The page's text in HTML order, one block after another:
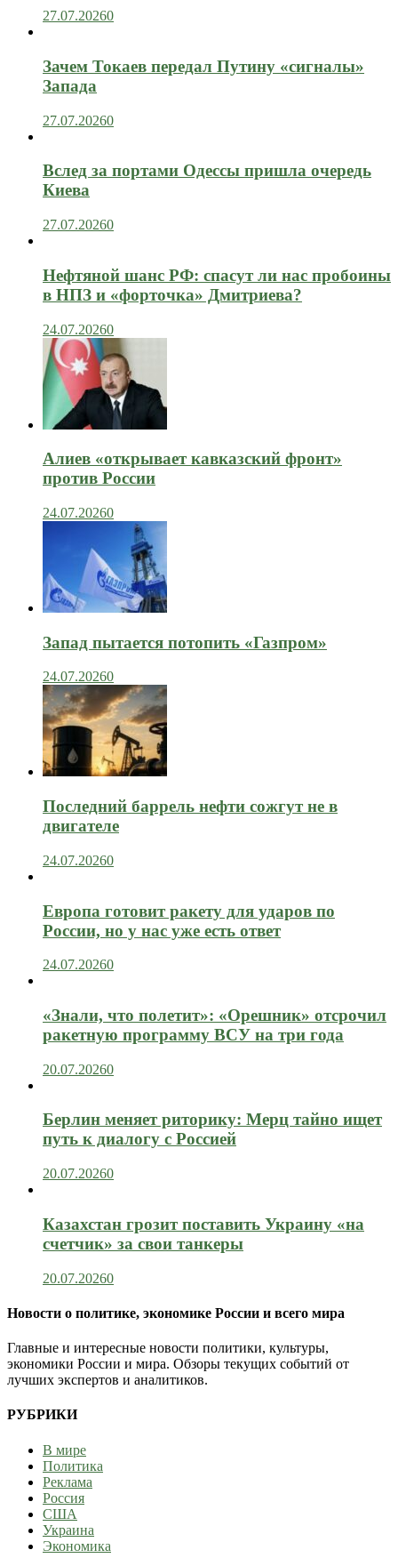
27.07.20260
Зачем Токаев передал Путину «сигналы»
Запада
27.07.20260
Вслед за портами Одессы пришла очередь
Киева
27.07.20260
Нефтяной шанс РФ: спасут ли нас пробоины
в НПЗ и «форточка» Дмитриева?
24.07.20260
Алиев «открывает кавказский фронт»
против России
24.07.20260
Запад пытается потопить «Газпром»
24.07.20260
Последний баррель нефти сожгут не в
двигателе
24.07.20260
Европа готовит ракету для ударов по
России, но у нас уже есть ответ
24.07.20260
«Знали, что полетит»: «Орешник» отсрочил
ракетную программу ВСУ на три года
20.07.20260
Берлин меняет риторику: Мерц тайно ищет
путь к диалогу с Россией
20.07.20260
Казахстан грозит поставить Украину «на
счетчик» за свои танкеры
20.07.20260
Новости о политике, экономике России и всего мира
Главные и интересные новости политики, культуры,
экономики России и мира. Обзоры текущих событий от
лучших экспертов и аналитиков.
РУБРИКИ
В мире
Политика
Реклама
Россия
США
Украина
Экономика